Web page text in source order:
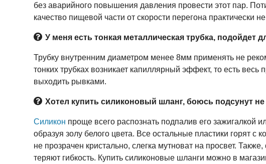
без аварийного повышения давления провести этот пар.
качество пищевой части от скорости перегона практически
У меня есть тонкая металлическая трубка, подойдет
Трубку внутренним диаметром менее 8мм применять не
тонких трубках возникает капиллярный эффект, то есть весь
выходить рывками.
Хотел купить силиконовый шланг, боюсь подсунут не
Силикон проще всего распознать подпалив его зажигалкой
образуя золу белого цвета. Все остальные пластики горят с
не прозрачен кристально, слегка мутноват на просвет.
теряют гибкость. Купить силиконовые шланги можно в